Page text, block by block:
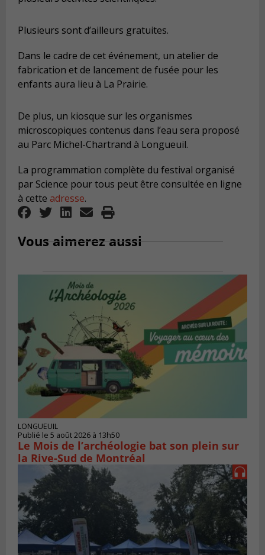
Plusieurs sont d’ailleurs gratuites.
Dans le cadre de cet événement, un atelier de
fabrication et de lancement de fusée pour les
enfants aura lieu à La Prairie.
De plus, un kiosque sur les organismes
microscopiques contenus dans l’eau sera proposé
au Parc Michel-Chartrand à Longueuil.
La programmation complète du festival organisé
par Science pour tous peut être consultée en ligne
à cette adresse.
Vous aimerez aussi
LONGUEUIL
Publié le 5 août 2026 à 13h50
Le Mois de l’archéologie bat son plein sur
la Rive-Sud de Montréal